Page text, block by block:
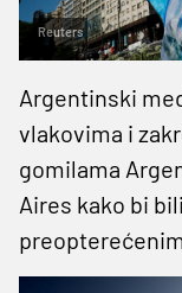
Reuters
Argentinski
vlakovima i
gomilama
Aires kako bi